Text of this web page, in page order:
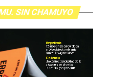
SIN CHAMUYO